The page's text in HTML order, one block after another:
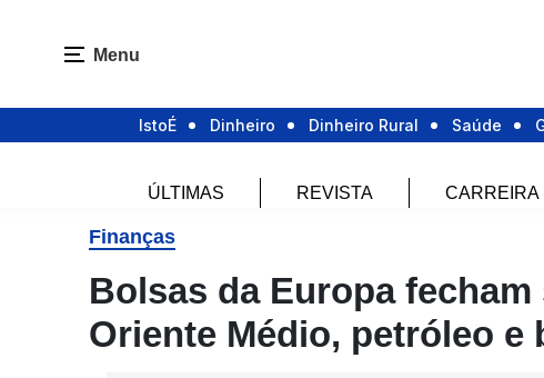
Menu
IstoÉ Dinheiro Dinheiro Rural Saúde
ÚLTIMAS REVISTA CARREIRA
Finanças
Bolsas da Europa
Oriente Médio, petróleo e